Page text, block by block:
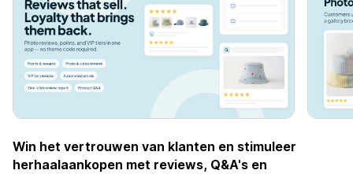
Win het vertrouwen van klanten en stimuleer
herhaalaankopen met reviews, Q&A's en